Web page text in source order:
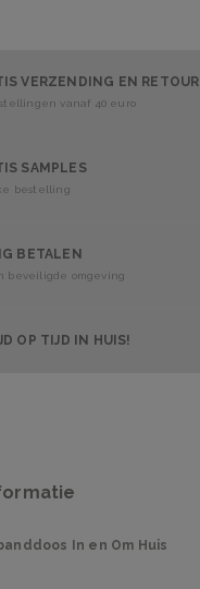
VERZENDING EN RETOUR
vanaf 40 euro
SAMPLES
bestelling
BETALEN
beveiligde omgeving
OP TIJD IN HUIS!
In en Om Huis